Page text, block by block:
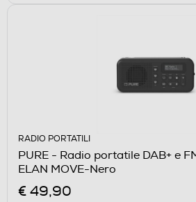
RADIO PORTATILI
PURE - Radio portatile DAB+ e
ELAN MOVE-Nero
€ 49,90